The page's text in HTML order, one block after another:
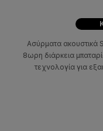
Ασύρματα ακουστικά
8ωρη διάρκεια
τεχνολογία για